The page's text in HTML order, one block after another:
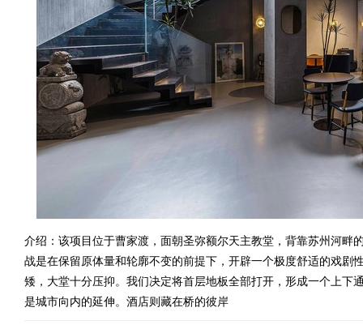
介绍：该项目位于曹家渡，面朝圣弥额尔天主教堂，背靠苏州河畔
战是在保留原体量和轮廓不变的前提下，开辟一个极度舒适的戏
矮，大堂十分压抑。我们决定将首层地板全部打开，形成一个上下
是城市向内的延伸。酒店则藏在桥的彼岸